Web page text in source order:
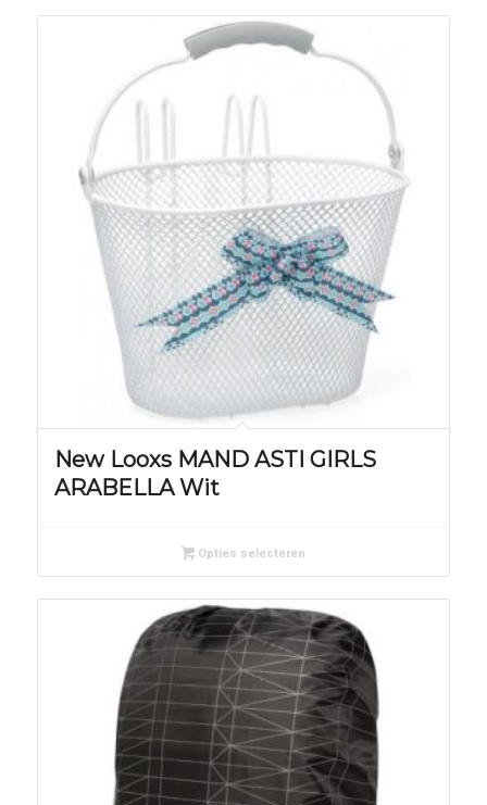
New Looxs MAND ASTI GIRLS
ARABELLA Wit
Opties selecteren